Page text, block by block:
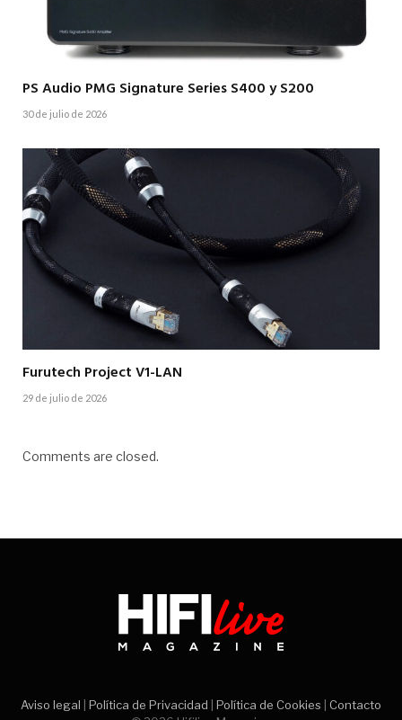
PS Audio PMG Signature Series S400 y S200
30 de julio de 2026
Furutech Project V1-LAN
29 de julio de 2026
Comments are closed.
Aviso legal | Política de Privacidad | Política de Cookies | Contacto